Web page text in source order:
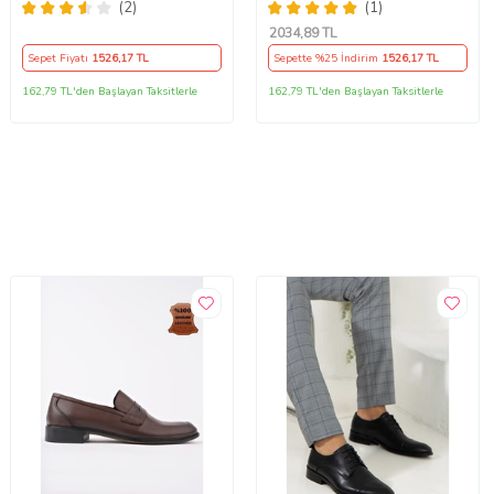
Ayakkabı
(2)
Sepet Fiyatı 1526,17 TL
162,79 TL'den Başlayan Taksitlerle
(1)
2034,89 TL
Sepette %25 İndirim 1526,17 TL
162,79 TL'den Başlayan Taksitlerle